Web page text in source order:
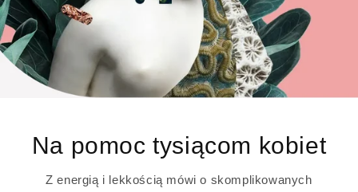
Na pomoc tysiącom kobiet
Z energią i lekkością mówi o skomplikowanych